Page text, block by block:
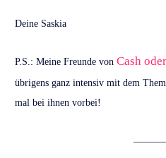
Deine Saskia
P.S.: Meine Freunde von Cash
übrigens ganz intensiv mit dem
mal bei ihnen vorbei!